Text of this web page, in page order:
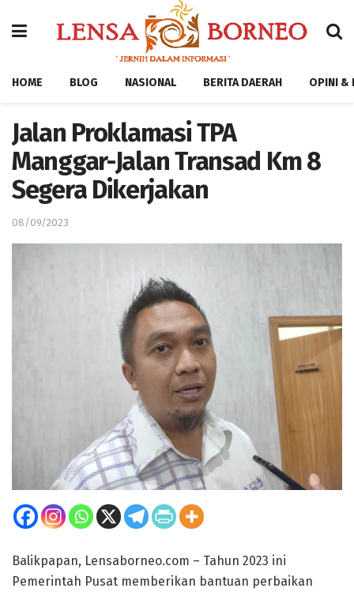
HOME BLOG NASIONAL BERITA DAERAH OPINI &
Jalan Proklamasi TPA
Manggar-Jalan Transad Km 8
Segera Dikerjakan
08/09/2023
Balikpapan, Lensaborneo.com – Tahun 2023 ini
Pemerintah Pusat memberikan bantuan perbaikan